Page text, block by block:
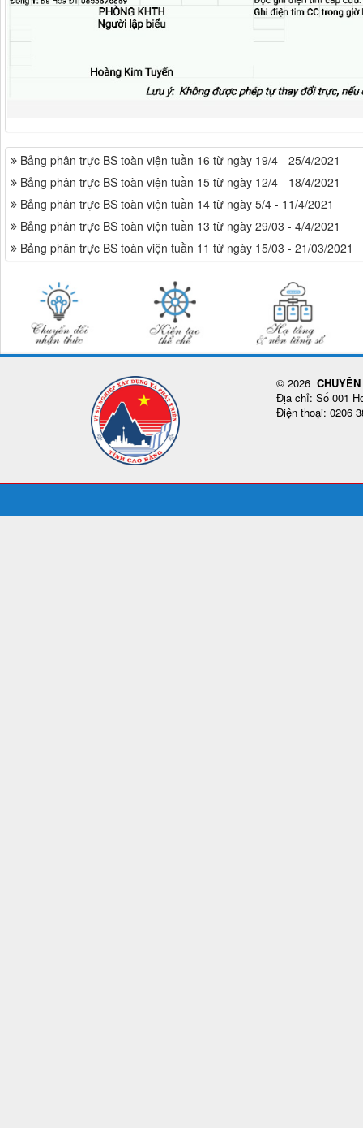
Bảng phân trực BS toàn viện tuần 16 từ ngày 19/4 - 25/4/2021
Bảng phân trực BS toàn viện tuần 15 từ ngày 12/4 - 18/4/2021
Bảng phân trực BS toàn viện tuần 14 từ ngày 5/4 - 11/4/2021
Bảng phân trực BS toàn viện tuần 13 từ ngày 29/03 - 4/4/2021
Bảng phân trực BS toàn viện tuần 11 từ ngày 15/03 - 21/03/2021
© 2026
Địa chỉ: Số 001
Điện thoại: 0206